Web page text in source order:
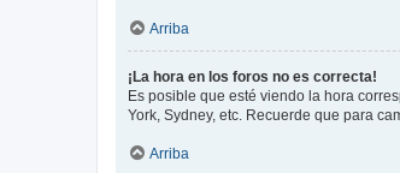
Arriba
¡La hora en los foros no es correcta!
Es posible que esté viendo la hora
York, Sydney, etc. Recuerde que para
Arriba